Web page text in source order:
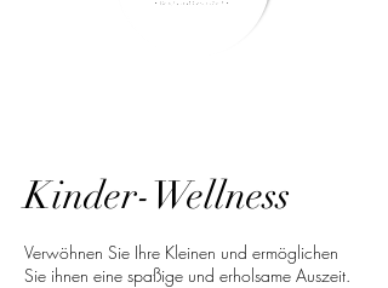
Kinder-Wellness
Verwöhnen Sie Ihre Kleinen und ermöglichen
Sie ihnen eine spaßige und erholsame Auszeit.